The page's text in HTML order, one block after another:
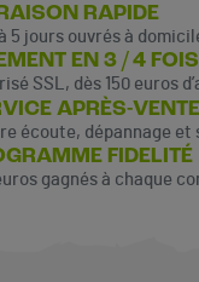
RAPIDE
5 jours ouvrés à
EN 3 / 4 FOIS
SSL, dès 150 euros
APRÈS-VENTE
écoute, dépannage et
FIDELITÉ
gagnés à chaque